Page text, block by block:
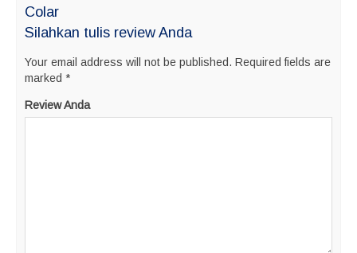
Colar
Silahkan tulis review Anda
Your email address will not be published. Required fields are
marked *
Review Anda